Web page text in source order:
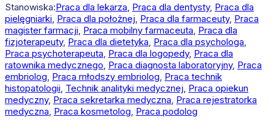
Stanowiska:Praca dla lekarza Praca dla dentysty, Praca dla
pielęgniarki Praca dla położnej Praca dla farmaceuty, Praca
magister farmacji Praca mobilny farmaceuta Praca dla
fizjoterapeuty, Praca dla dietetyka Praca dla psychologa
Praca psychoterapeuta Praca dla logopedy, Praca dla
ratownika medycznego Praca diagnosta laboratoryjny, Praca
embriolog Praca młodszy embriolog Praca technik
histopatologii Technik analityki medycznej Praca opiekun
medyczny, Praca sekretarka medyczna Praca rejestratorka
medyczna Praca kosmetolog Praca podolog